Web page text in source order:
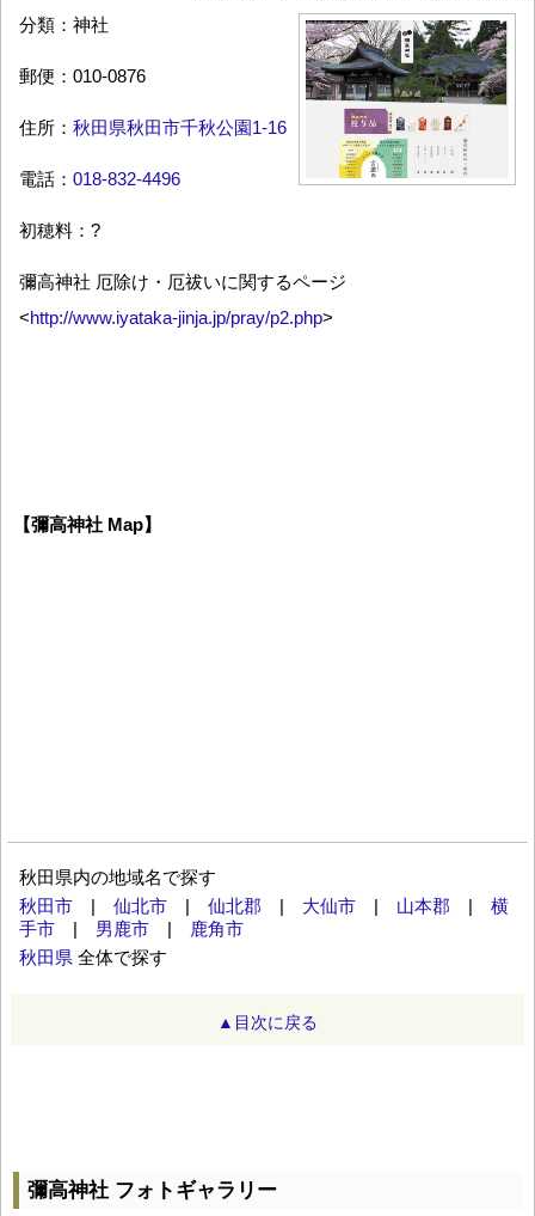
分類：神社
郵便：010-0876
住所： 秋田県秋田市千秋公園1-16
電話： 018-832-4496
初穂料：?
彌高神社 厄除け・厄祓いに関するページ
<http://www.iyataka-jinja.jp/pray/p2.php>
【彌高神社 Map】
秋田県内の地域名で探す
秋田市
仙北市 仙北郡 大仙市 山本郡
横
手市
男鹿市
鹿角市
秋田県 全体で探す
▲目次に戻る
彌高神社 フォトギャラリー